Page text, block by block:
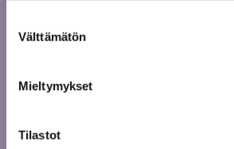
valinta
Välttämätön
Mieltymykset
Tilastot
Ensi-illoiksi kalenterivuoden
oman ohjelmiston teokset.
merkitty ensi-ilta vain siihen